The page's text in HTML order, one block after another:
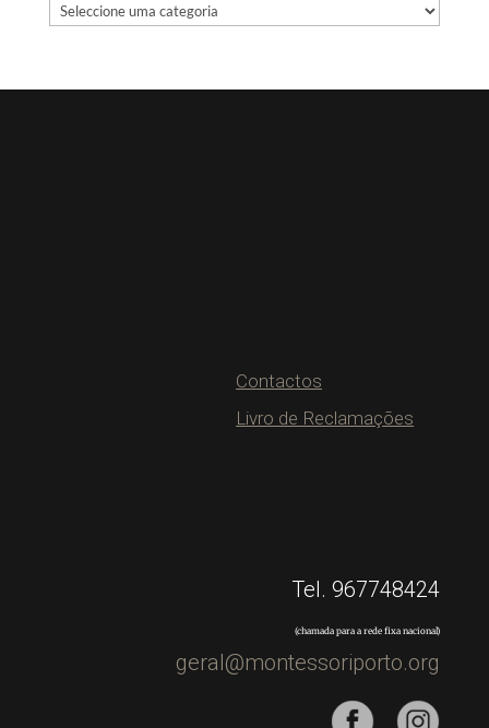
Contactos
Livro de Reclamações
Tel. 967748424
(chamada para a rede fixa nacional)
geral@montessoriporto.org